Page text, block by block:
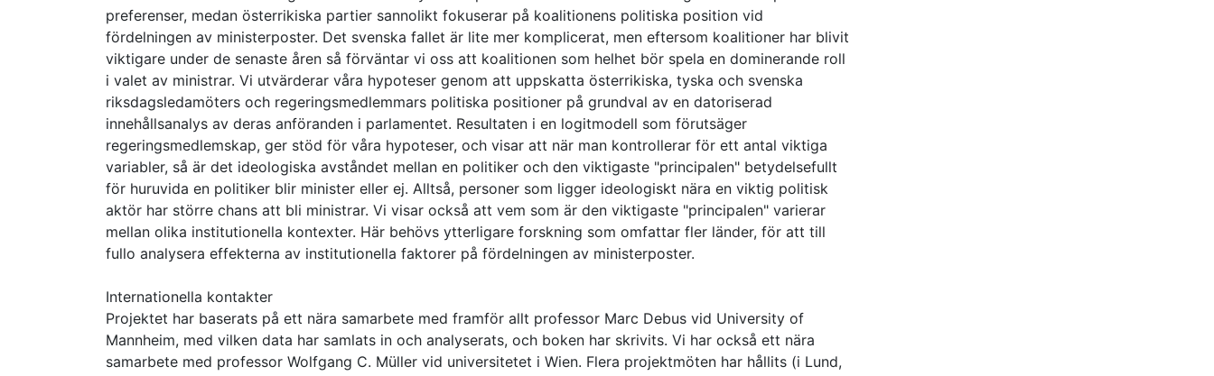
preferenser, medan österrikiska partier sannolikt fokuserar på koalitionens politiska position vid
fördelningen av ministerposter. Det svenska fallet är lite mer komplicerat, men eftersom koalitioner har blivit
viktigare under de senaste åren så förväntar vi oss att koalitionen som helhet bör spela en dominerande roll
i valet av ministrar. Vi utvärderar våra hypoteser genom att uppskatta österrikiska, tyska och svenska
riksdagsledamöters och regeringsmedlemmars politiska positioner på grundval av en datoriserad
innehållsanalys av deras anföranden i parlamentet. Resultaten i en logitmodell som förutsäger
regeringsmedlemskap, ger stöd för våra hypoteser, och visar att när man kontrollerar för ett antal viktiga
variabler, så är det ideologiska avståndet mellan en politiker och den viktigaste "principalen" betydelsefullt
för huruvida en politiker blir minister eller ej. Alltså, personer som ligger ideologiskt nära en viktig politisk
aktör har större chans att bli ministrar. Vi visar också att vem som är den viktigaste "principalen" varierar
mellan olika institutionella kontexter. Här behövs ytterligare forskning som omfattar fler länder, för att till
fullo analysera effekterna av institutionella faktorer på fördelningen av ministerposter.
Internationella kontakter
Projektet har baserats på ett nära samarbete med framför allt professor Marc Debus vid University of
Mannheim, med vilken data har samlats in och analyserats, och boken har skrivits. Vi har också ett nära
samarbete med professor Wolfgang C. Müller vid universitetet i Wien. Flera projektmöten har hållits (i Lund,